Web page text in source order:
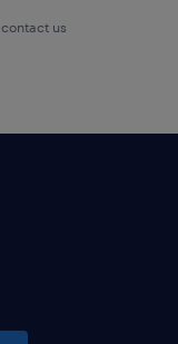
contact us